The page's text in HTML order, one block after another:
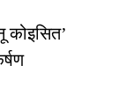
कोइसित’